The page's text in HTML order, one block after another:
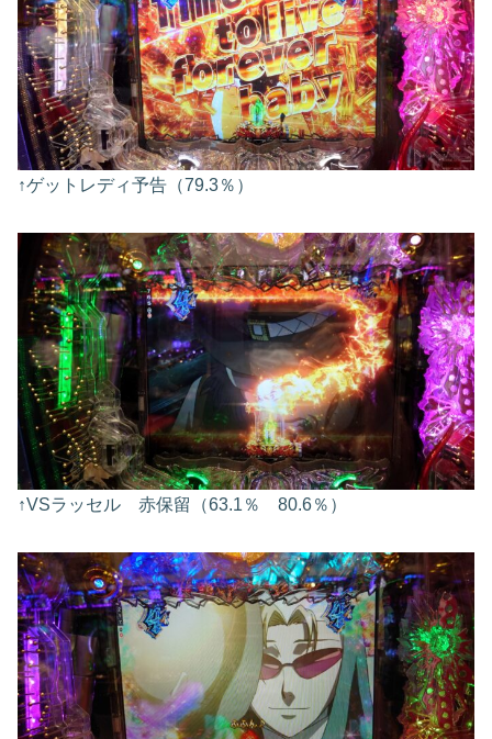
↑ゲットレディ予告（79.3％）
↑VSラッセル 赤保留（63.1％ 80.6％）